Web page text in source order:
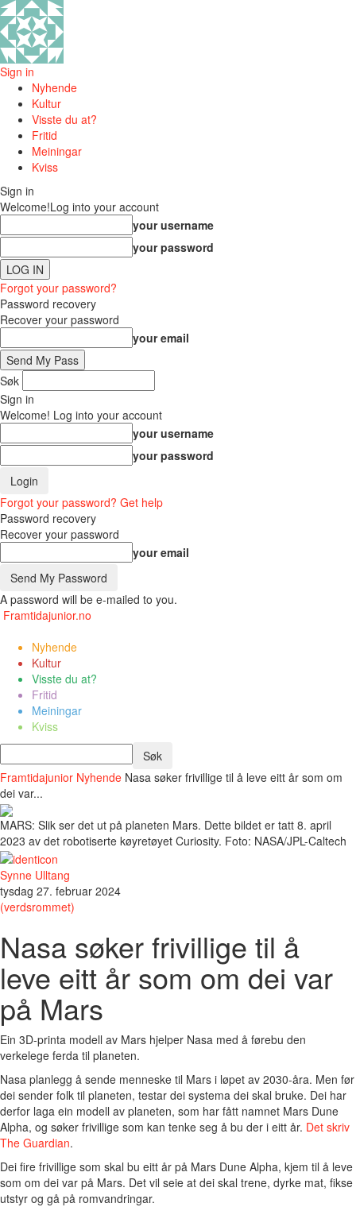
Sign in
Nyhende
Kultur
Visste du at?
Fritid
Meiningar
Kviss
Sign in
Welcome!Log into your account
your username
your password
Forgot your password?
Password recovery
Recover your password
your email
Søk
Sign in
Welcome! Log into your account
your username
your password
Forgot your password? Get help
Password recovery
Recover your password
your email
A password will be e-mailed to you.
Framtidajunior.no
Nyhende
Kultur
Visste du at?
Fritid
Meiningar
Kviss
Framtidajunior Nyhende Nasa søker frivillige til å leve eitt år som om
dei var...
MARS: Slik ser det ut på planeten Mars. Dette bildet er tatt 8. april
2023 av det robotiserte køyretøyet Curiosity. Foto: NASA/JPL-Caltech
Synne Ulltang
tysdag 27. februar 2024
(verdsrommet)
Nasa søker frivillige til å
leve eitt år som om dei var
på Mars
Ein 3D-printa modell av Mars hjelper Nasa med å førebu den
verkelege ferda til planeten.
Nasa planlegg å sende menneske til Mars i løpet av 2030-åra. Men før
dei sender folk til planeten, testar dei systema dei skal bruke. Dei har
derfor laga ein modell av planeten, som har fått namnet Mars Dune
Alpha, og søker frivillige som kan tenke seg å bu der i eitt år. Det skriv
The Guardian.
Dei fire frivillige som skal bu eitt år på Mars Dune Alpha, kjem til å leve
som om dei var på Mars. Det vil seie at dei skal trene, dyrke mat, fikse
utstyr og gå på romvandringar.